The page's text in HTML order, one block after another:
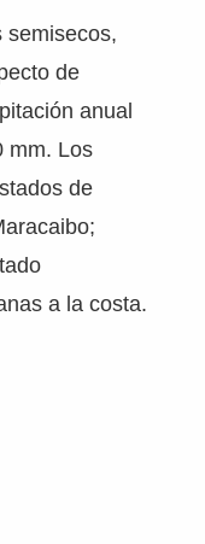
semisecos,
de
anual
mm. Los
de
a la costa.